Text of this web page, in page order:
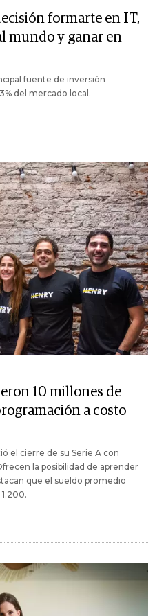
formarte en IT,
mundo y ganar en
fuente de inversión
del mercado local.
10 millones de
a costo
el cierre de su Serie A con
la posibilidad de aprender
que el sueldo promedio